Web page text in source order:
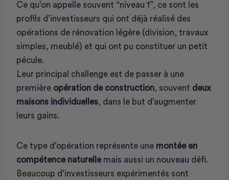
Ce qu’on appelle souvent “niveau 1”, ce sont les
profils d’investisseurs qui ont déjà réalisé des
opérations de rénovation légère (division, travaux
simples, meublé) et qui ont pu constituer un petit
pécule.
Leur principal challenge est de passer à une
première opération de construction, souvent deux
maisons individuelles, dans le but d’augmenter
leurs gains.
Ce type d’opération représente une montée en
compétence naturellemais aussi un nouveau défi.
Beaucoup d’investisseurs expérimentés sont